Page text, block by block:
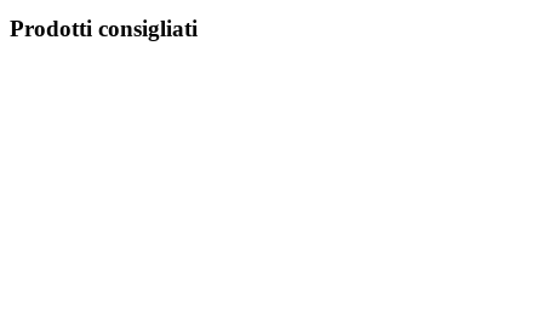
Prodotti consigliati